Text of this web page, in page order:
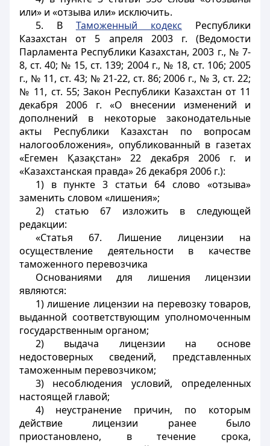
или» и «отзыва или» исключить.
5. В Таможенный кодекс Республики
Казахстан от 5 апреля 2003 г. (Ведомости
Парламента Республики Казахстан, 2003 г., № 7-
8, ст. 40; № 15, ст. 139; 2004 г., № 18, ст. 106; 2005
г., № 11, ст. 43; № 21-22, ст. 86; 2006 г., № 3, ст. 22;
№ 11, ст. 55; Закон Республики Казахстан от 11
декабря 2006 г. «О внесении изменений и
дополнений в некоторые законодательные
акты Республики Казахстан по вопросам
налогообложения», опубликованный в газетах
«Егемен Қазақстан» 22 декабря 2006 г. и
«Казахстанская правда» 26 декабря 2006 г.):
1) в пункте 3 статьи 64 слово «отзыва»
заменить словом «лишения»;
2) статью 67 изложить в следующей
редакции:
«Статья 67. Лишение лицензии на
осуществление деятельности в качестве
таможенного перевозчика
Основаниями для лишения лицензии
являются:
1) лишение лицензии на перевозку товаров,
выданной соответствующим уполномоченным
государственным органом;
2) выдача лицензии на основе
недостоверных сведений, представленных
таможенным перевозчиком;
3) несоблюдения условий, определенных
настоящей главой;
4) неустранение причин, по которым
действие лицензии ранее было
приостановлено, в течение срока,